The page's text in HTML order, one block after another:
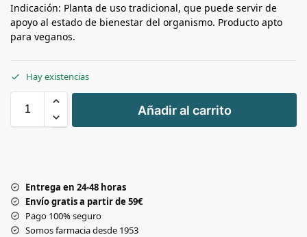
Indicación: Planta de uso tradicional, que puede servir de
apoyo al estado de bienestar del organismo. Producto apto
para veganos.
Hay existencias
+
-
Añadir al carrito
Entrega en 24-48 horas
Envío gratis a partir de 59€
Pago 100% seguro
Somos farmacia desde 1953